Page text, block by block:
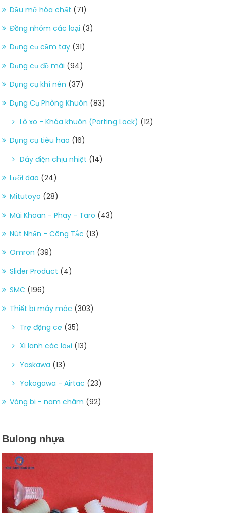
Dầu mỡ hóa chất (71)
Đồng nhôm các loại (3)
Dụng cụ cầm tay (31)
Dụng cụ đồ mài (94)
Dụng cụ khí nén (37)
Dụng Cụ Phòng Khuôn (83)
Lò xo - Khóa khuôn (Parting Lock) (12)
Dụng cụ tiêu hao (16)
Dây điện chịu nhiệt (14)
Lưỡi dao (24)
Mitutoyo (28)
Mũi Khoan - Phay - Taro (43)
Nút Nhấn - Công Tắc (13)
Omron (39)
Slider Product (4)
SMC (196)
Thiết bị máy móc (303)
Trợ động cơ (35)
Xi lanh các loại (13)
Yaskawa (13)
Yokogawa - Airtac (23)
Vòng bi - nam châm (92)
Bulong nhựa